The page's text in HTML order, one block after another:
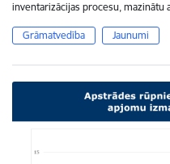
inventarizācijas procesu,
Grāmatvedība Jaunumi